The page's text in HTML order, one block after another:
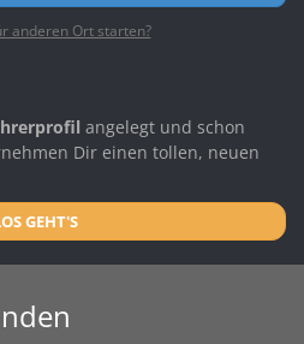
anderen Ort starten?
angelegt und schon
Dir einen tollen, neuen
GEHT'S